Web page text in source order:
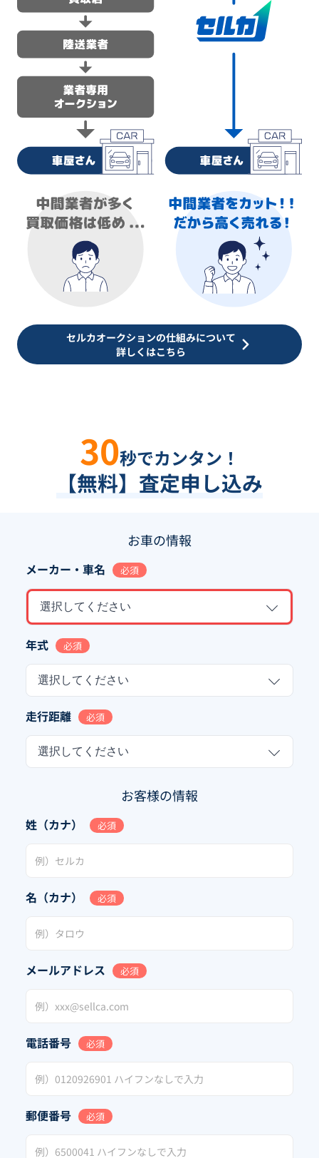
セルカオークションの仕組みについて
詳しくはこちら
30秒でカンタン！
【無料】査定申し込み
お車の情報
メーカー・車名 必須
選択してください
年式 必須
選択してください
走行距離 必須
選択してください
お客様の情報
姓（カナ） 必須
名（カナ） 必須
メールアドレス 必須
電話番号 必須
郵便番号 必須